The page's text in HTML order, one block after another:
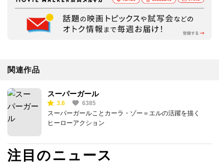
関連作品
スーパーガール
3.6 6385
スーパーガールことカーラ・ゾー＝エルの活躍を描く
ヒーローアクション
注目のニュース